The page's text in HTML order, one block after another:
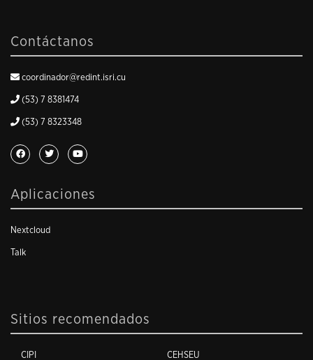
Contáctanos
coordinador@redint.isri.cu
(53) 7 8381474
(53) 7 8323348
Aplicaciones
Nextcloud
Talk
Sitios recomendados
CIPI CEHSEU